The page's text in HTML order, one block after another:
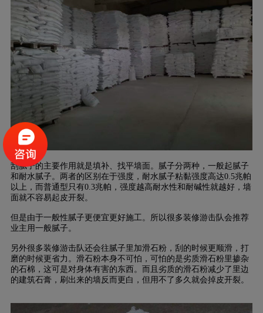
刮腻子的主要作用就是填补、找平墙面。腻子分两种，一般起腻子
和耐水腻子。两者的区别在于强度，耐水腻子粘黏强度高达0.5兆帕
以上，而普通型只有0.3兆帕，强度越高耐水性和耐碱性就越好，墙
面就不容易起皮开裂。
但是由于一般性腻子更便宜更好施工。所以很多装修游击队会推荐
业主用一般腻子。
另外很多装修游击队还会往腻子里加滑石粉，刮的时候更顺滑，打
磨的时候更省力。滑石粉本身不可怕，可怕的是劣质滑石粉里掺杂
的石棉，这可是对身体有害的东西。而且劣质的滑石粉减少了里边
的建筑石膏，刷出来的墙反而更白，但用不了多久就会掉皮开裂。